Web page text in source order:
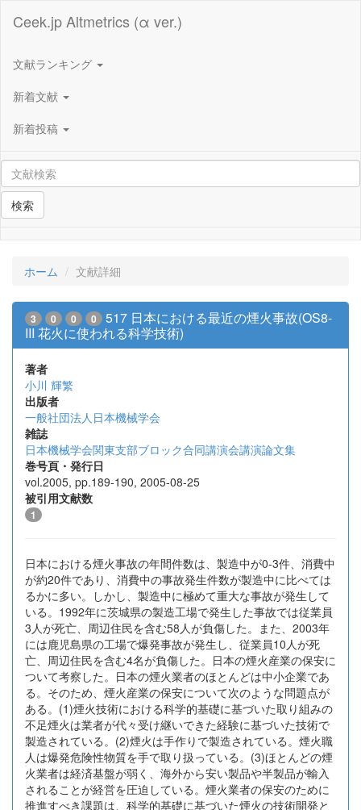
Ceek.jp Altmetrics (α ver.)
文献ランキング
新着文献
新着投稿
検索
ホーム 文献詳細
3 0 0 0
517 日本における最近の煙火事故(OS8-
III 花火に使われる科学技術)
著者
小川 輝繁
出版者
一般社団法人日本機械学会
雑誌
日本機械学会関東支部ブロック合同講演会講演論文集
巻号頁・発行日
vol.2005, pp.189-190, 2005-08-25
被引用文献数
1
日本における煙火事故の年間件数は、製造中が0-3件、消費中
が約20件であり、消費中の事故発生件数が製造中に比べては
るかに多い。しかし、製造中に極めて重大な事故が発生して
いる。1992年に茨城県の製造工場で発生した事故では従業員
3人が死亡、周辺住民を含む58人が負傷した。また、2003年
には鹿児島県の工場で爆発事故が発生し、従業員10人が死
亡、周辺住民を含む4名が負傷した。日本の煙火産業の保安に
ついて考察した。日本の煙火業者のほとんどは中小企業であ
る。そのため、煙火産業の保安について次のような問題点が
ある。(1)煙火技術における科学的基礎に基づいた取り組みの
不足煙火は業者が代々受け継いできた経験に基づいた技術で
製造されている。(2)煙火は手作りで製造されている。煙火職
人は爆発危険性物質を手で取り扱っている。(3)ほとんどの煙
火業者は経済基盤が弱く、海外から安い製品や半製品が輸入
されることが経営を圧迫している。煙火業者の保安のために
推進すべき課題は、科学的基礎に基づいた煙火の技術開発と